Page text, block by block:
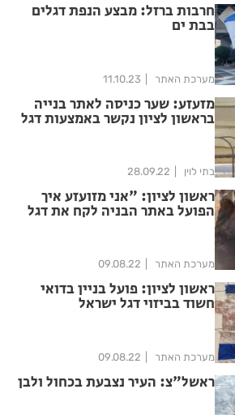
חרבות ברזל: מבצע הנפת דגלים
בבת ים
מערכת האתר 11.10.23
מזעזע: שער כניסה לאתר בנייה
בראשון לציון נקשר באמצעות דגל
בתי לוין 28.09.22
ראשון לציון: "אני מזועזע איך
הפועל באתר הבניה לקח את דגל
מערכת האתר 09.08.22
ראשון לציון: פועל בניין בדואי
חשוד בביזוי דגל ישראל
מערכת האתר 09.08.22
ראשל"צ: העיר נצבעת בכחול ולבן